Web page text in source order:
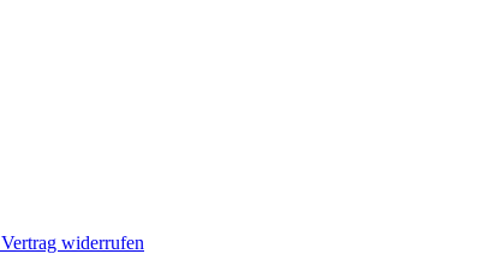
Vertrag widerrufen